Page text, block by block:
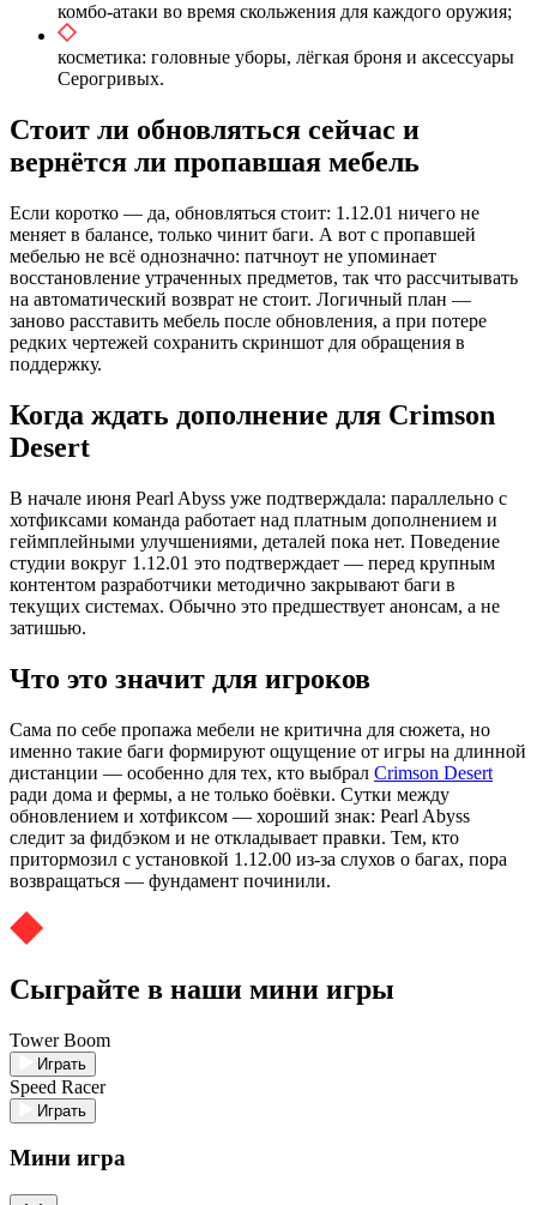
комбо-атаки во время скольжения для каждого оружия;
косметика: головные уборы, лёгкая броня и аксессуары
Серогривых.
Стоит ли обновляться сейчас и
вернётся ли пропавшая мебель
Если коротко — да, обновляться стоит: 1.12.01 ничего не
меняет в балансе, только чинит баги. А вот с пропавшей
мебелью не всё однозначно: патчноут не упоминает
восстановление утраченных предметов, так что рассчитывать
на автоматический возврат не стоит. Логичный план —
заново расставить мебель после обновления, а при потере
редких чертежей сохранить скриншот для обращения в
поддержку.
Когда ждать дополнение для Crimson
Desert
В начале июня Pearl Abyss уже подтверждала: параллельно с
хотфиксами команда работает над платным дополнением и
геймплейными улучшениями, деталей пока нет. Поведение
студии вокруг 1.12.01 это подтверждает — перед крупным
контентом разработчики методично закрывают баги в
текущих системах. Обычно это предшествует анонсам, а не
затишью.
Что это значит для игроков
Сама по себе пропажа мебели не критична для сюжета, но
именно такие баги формируют ощущение от игры на длинной
дистанции — особенно для тех, кто выбрал Crimson Desert
ради дома и фермы, а не только боёвки. Сутки между
обновлением и хотфиксом — хороший знак: Pearl Abyss
следит за фидбэком и не откладывает правки. Тем, кто
притормозил с установкой 1.12.00 из-за слухов о багах, пора
возвращаться — фундамент починили.
Сыграйте в наши мини игры
Tower Boom
Играть
Speed Racer
Играть
Мини игра